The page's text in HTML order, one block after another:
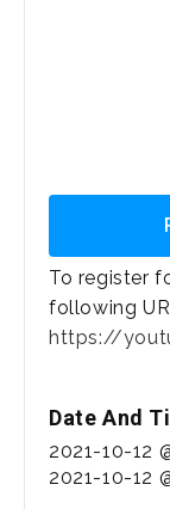
To register
following
https://
Date And
2021-10-12
2021-10-12